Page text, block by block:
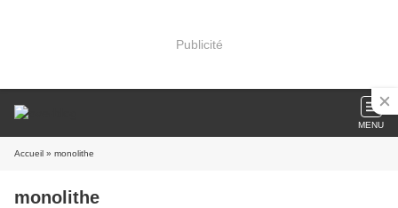
Publicité
MENU
Accueil » monolithe
monolithe